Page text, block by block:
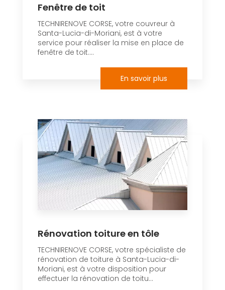
Fenêtre de toit
TECHNIRENOVE CORSE, votre couvreur à
Santa-Lucia-di-Moriani, est à votre
service pour réaliser la mise en place de
fenêtre de toit....
En savoir plus
Rénovation toiture en tôle
TECHNIRENOVE CORSE, votre spécialiste de
rénovation de toiture à Santa-Lucia-di-
Moriani, est à votre disposition pour
effectuer la rénovation de toitu...